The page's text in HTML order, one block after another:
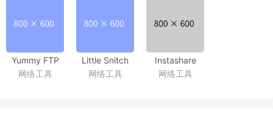
Yummy FTP
Alias 2.2.13
网络工具
Little Snitch
4.0.3_CR2
网络工具
Instashare
1.4.6
网络工具